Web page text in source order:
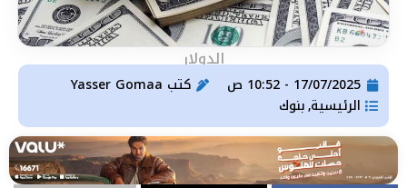
الدولار
17/07/2025 - 10:52 ص كتب
الرئيسية, بنوك